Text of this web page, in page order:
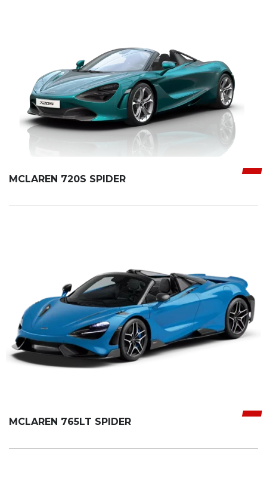
MCLAREN 720S SPIDER
MCLAREN 765LT SPIDER